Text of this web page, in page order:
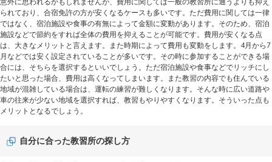
られており、合宿免許の方が安くなるケースも多いです。ただ費用に関しては一律
ではなく、宿泊施設や食事の有無によって金額に変動があります。そのため、宿泊
施設などで節約をすれば全体の費用を抑えることが可能です。費用が安くなる点
は、大きなメリットと言えます。また時期によって費用も変動をします。4月から7
月などでは安く設定されていることが多いです。その時に参加することができる場
合には、そちらを選択するといいでしょう。ただ宿泊施設や食事などでリッチにし
たいと思った場合、費用は高くなってしまいます。また教習の内容でも住んでいる
地域が混雑している場合は、運転の練習が難しくなります。そんな時に広い道路や
車の往来が少ない地域を選択すれば、教習もやりやすくなります。そういった点も
メリットとなるでしょう。
自分に合った教習所の探し方